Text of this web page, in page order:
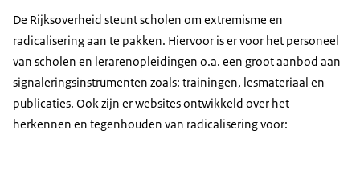
De Rijksoverheid steunt scholen om extremisme en
radicalisering aan te pakken. Hiervoor is er voor het personeel
van scholen en lerarenopleidingen o.a. een groot aanbod aan
signaleringsinstrumenten zoals: trainingen, lesmateriaal en
publicaties. Ook zijn er websites ontwikkeld over het
herkennen en tegenhouden van radicalisering voor: